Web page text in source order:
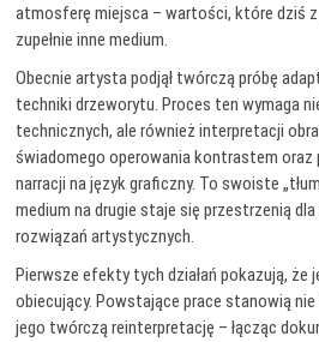
atmosferę miejsca – wartości, które dziś
zupełnie inne medium.
Obecnie artysta podjął twórczą próbę
techniki drzeworytu. Proces ten wymaga
technicznych, ale również interpretacji
świadomego operowania kontrastem
narracji na język graficzny. To swoiste
medium na drugie staje się przestrzenią
rozwiązań artystycznych.
Pierwsze efekty tych działań pokazują,
obiecujący. Powstające prace stanowią
jego twórczą reinterpretację – łącząc